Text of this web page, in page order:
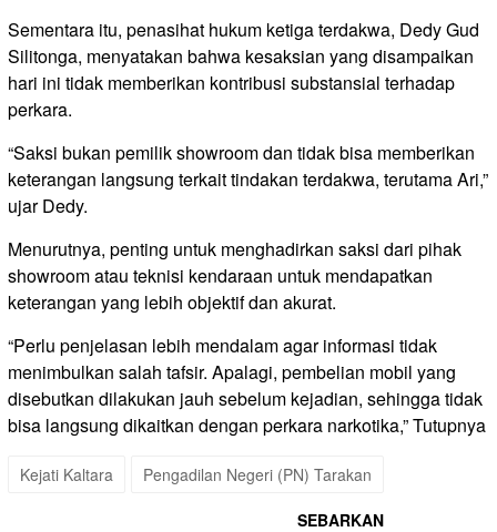
Sementara itu, penasihat hukum ketiga terdakwa, Dedy Gud
Silitonga, menyatakan bahwa kesaksian yang disampaikan
hari ini tidak memberikan kontribusi substansial terhadap
perkara.
“Saksi bukan pemilik showroom dan tidak bisa memberikan
keterangan langsung terkait tindakan terdakwa, terutama Ari,”
ujar Dedy.
Menurutnya, penting untuk menghadirkan saksi dari pihak
showroom atau teknisi kendaraan untuk mendapatkan
keterangan yang lebih objektif dan akurat.
“Perlu penjelasan lebih mendalam agar informasi tidak
menimbulkan salah tafsir. Apalagi, pembelian mobil yang
disebutkan dilakukan jauh sebelum kejadian, sehingga tidak
bisa langsung dikaitkan dengan perkara narkotika,” Tutupnya
Kejati Kaltara Pengadilan Negeri (PN) Tarakan
SEBARKAN